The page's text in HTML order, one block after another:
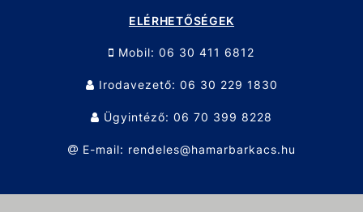
ELÉRHETŐSÉGEK
Mobil: 06 30 411 6812
Irodavezető: 06 30 229 1830
Ügyintéző: 06 70 399 8228
E-mail: rendeles@hamarbarkacs.hu